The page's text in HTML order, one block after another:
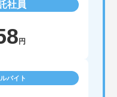
社員
円
バイト